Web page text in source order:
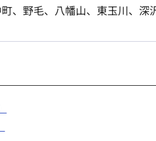
、野毛、八幡山、東玉川、深